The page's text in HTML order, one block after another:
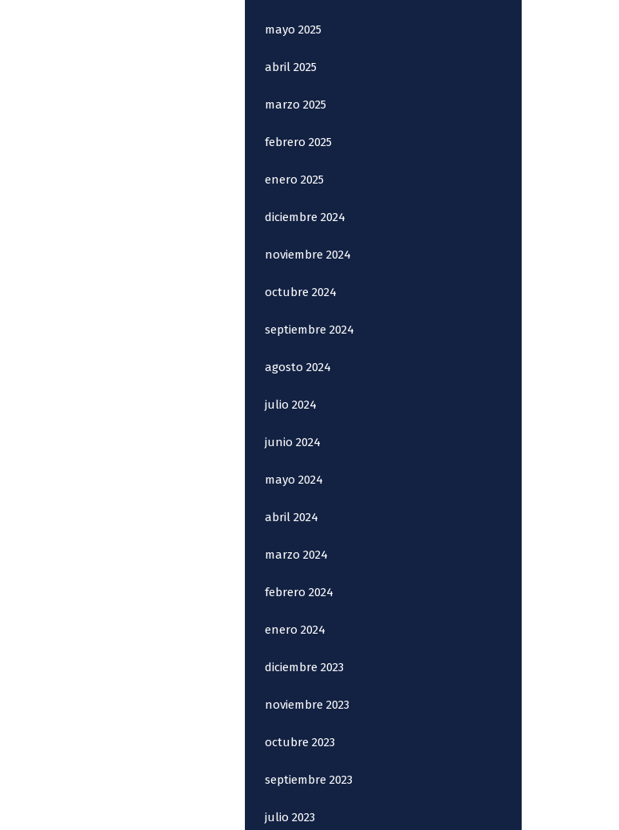
mayo 2025
abril 2025
marzo 2025
febrero 2025
enero 2025
diciembre 2024
noviembre 2024
octubre 2024
septiembre 2024
agosto 2024
julio 2024
junio 2024
mayo 2024
abril 2024
marzo 2024
febrero 2024
enero 2024
diciembre 2023
noviembre 2023
octubre 2023
septiembre 2023
julio 2023